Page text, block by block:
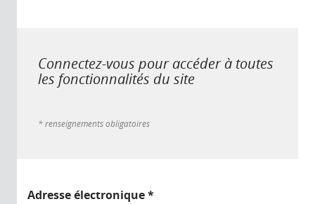
Connectez-vous pour accéder à toutes
les fonctionnalités du site
* renseignements obligatoires
Adresse électronique*